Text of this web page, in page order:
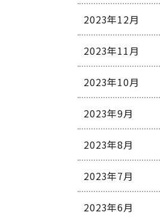
2023年12月
2023年11月
2023年10月
2023年9月
2023年8月
2023年7月
2023年6月